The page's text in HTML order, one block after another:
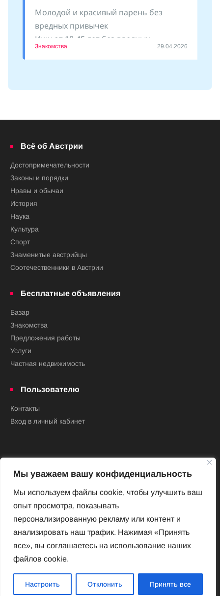
Мы уважаем вашу конфиденциальность
Мы используем файлы cookie, чтобы улучшить ваш
опыт просмотра, показывать
персонализированную рекламу или контент и
анализировать наш трафик. Нажимая «Принять
все», вы соглашаетесь на использование наших
файлов cookie.
Настроить Отклонить Принять все
Молодой и красивый парень без
вредных привычек
Ищу от 18-45 лет без вредных
привычек
Знакомства 29.04.2026
Всё об Австрии
Достопримечательности
Законы и порядки
Нравы и обычаи
История
Наука
Культура
Спорт
Знаменитые австрийцы
Соотечественники в Австрии
Бесплатные объявления
Базар
Знакомства
Предложения работы
Услуги
Частная недвижимость
Пользователю
Контакты
Вход в личный кабинет
Новый Венский журнал
Архив номеров
Impressum
Новый Венский журнал